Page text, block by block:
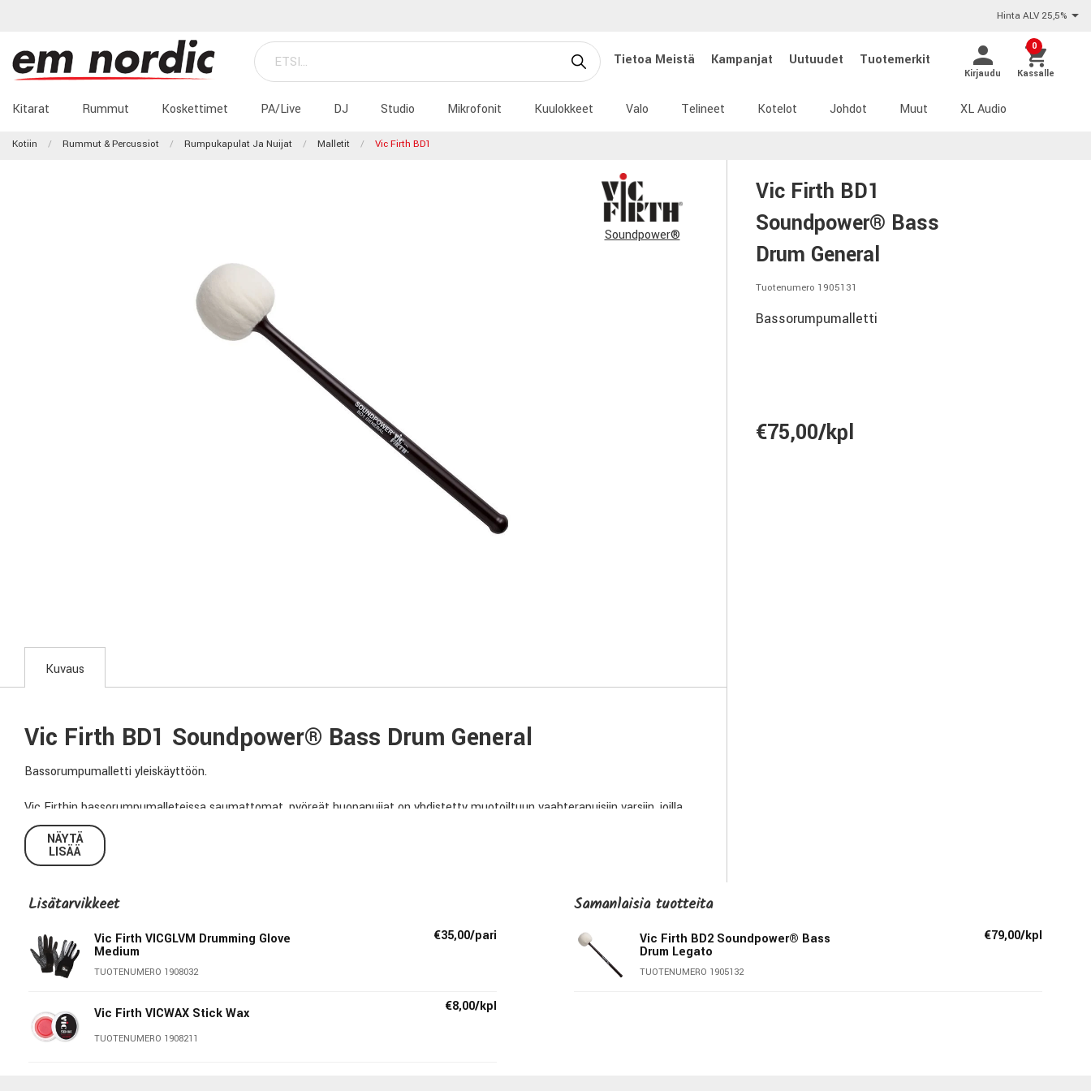
Hinta ALV 25,5%
Tietoa Meistä Kampanjat Uutuudet Tuotemerkit
Kirjaudu
0
Kassalle
Kitarat Rummut Koskettimet PA/Live DJ Studio Mikrofonit Kuulokkeet Valo Telineet Kotelot Johdot Muut XL Audio
Kotiin Rummut & Percussiot Rumpukapulat Ja Nuijat Malletit Vic Firth BD1
Soundpower®
Vic Firth BD1
Soundpower® Bass
Drum General
Tuotenumero 1905131
Bassorumpumalletti
€75,00/kpl
Kuvaus
Vic Firth BD1 Soundpower® Bass Drum General
Bassorumpumalletti yleiskäyttöön.
Vic Firthin bassorumpumalleteissa saumattomat, pyöreät huopanuijat on yhdistetty muotoiltuun vaahterapuisiin varsiin, joilla
saavutetaan kevyt soitettavuus ja matala täyteläinen sointi. Poikkeuksena BD8-mallin poikkeuksellinen paino ja muotoiltu varsi.
Gong-malleteissa sorvatut vahteravarret ja joko fleece-päällysteiset (GB1-2) tai lankapunoksiset (GB3-4) päät.
Tekniset tiedot:
Materiaali (pää): Huopa/valkoinen
Pituus:
17”
Malli:
BD1
NÄYTÄ
LISÄÄ
Lisätarvikkeet
Vic Firth VICGLVM Drumming Glove
Medium
TUOTENUMERO 1908032
€35,00/pari
Vic Firth VICWAX Stick Wax
TUOTENUMERO 1908211
€8,00/kpl
Samanlaisia ​​tuotteita
Vic Firth BD2 Soundpower® Bass
Drum Legato
TUOTENUMERO 1905132
€79,00/kpl